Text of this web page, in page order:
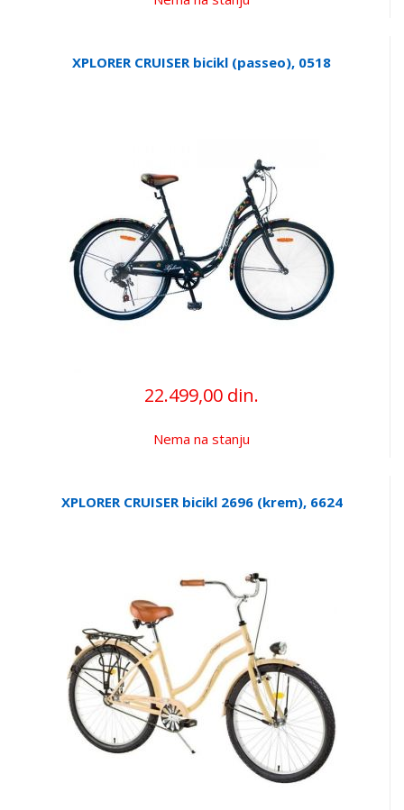
XPLORER CRUISER bicikl (passeo), 0518
22.499,00 din.
Nema na stanju
XPLORER CRUISER bicikl 2696 (krem), 6624